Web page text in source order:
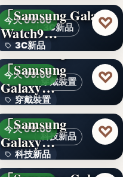
108
3C新品
今天 09:00
3C新品
文字
「Samsung Galaxy
Watch9…
♡
穿戴裝置
今天 09:00
穿戴裝置
文字
＜Samsung＞
「Samsung
Galaxy…
♡
科技新品
今天 09:00
科技新品
＜ソフトバンク＞
「Samsung
Galaxy…
♡
＜ドコモ＞